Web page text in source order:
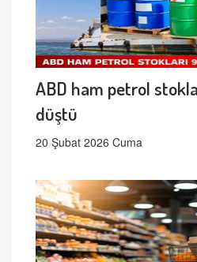
ABD ham petrol
düştü
20 Şubat 2026 Cuma